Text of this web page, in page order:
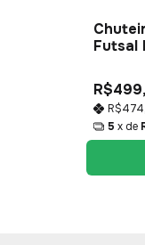
Futsal
5 x de